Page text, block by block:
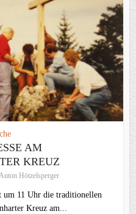
AM
KREUZ
Hötzelsperger
um 11 Uhr die traditionellen
Kreuz am...